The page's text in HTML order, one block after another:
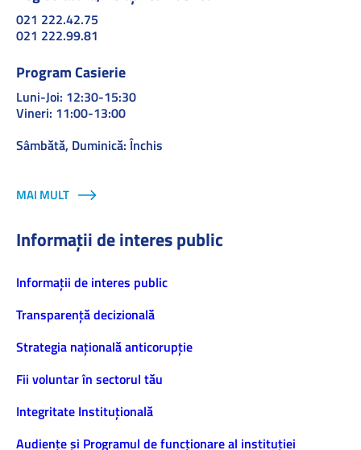
021 222.42.75
021 222.99.81
Program Casierie
Luni-Joi: 12:30-15:30
Vineri: 11:00-13:00
Sâmbătă, Duminică: Închis
MAI MULT
Informații de interes public
Informaţii de interes public
Transparență decizională
Strategia națională anticorupție
Fii voluntar în sectorul tău
Integritate Instituțională
Audiențe și Programul de funcționare al instituției